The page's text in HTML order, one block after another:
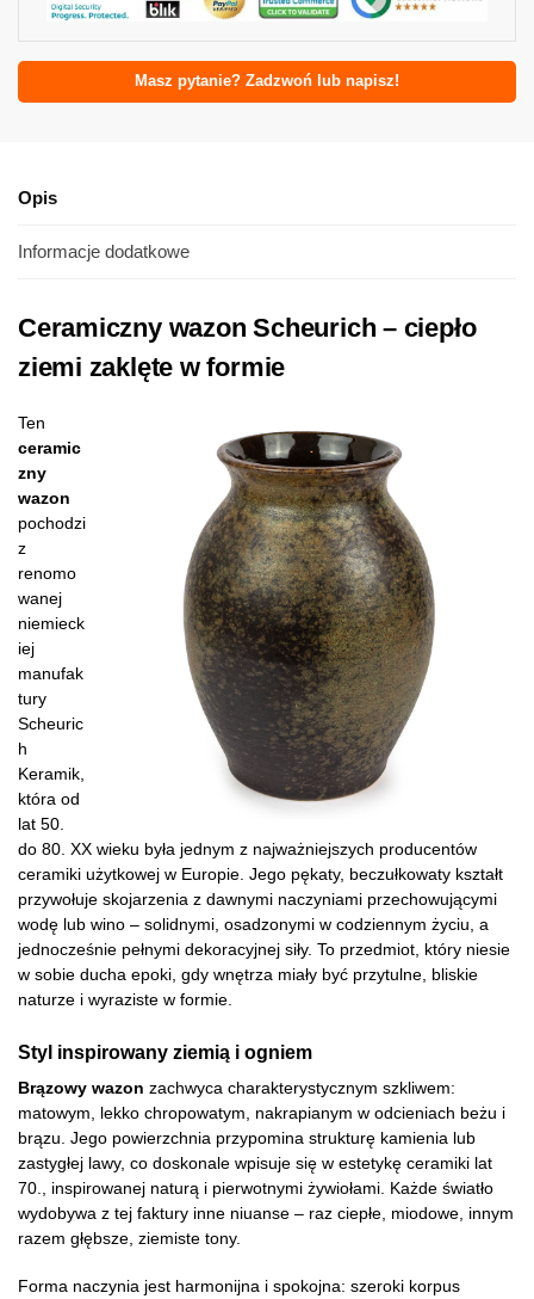
Masz pytanie? Zadzwoń lub napisz!
Opis
Informacje dodatkowe
Ceramiczny wazon Scheurich – ciepło
ziemi zaklęte w formie
Ten
ceramic
zny
wazon
pochodzi
z
renomo
wanej
niemieck
iej
manufak
tury
Scheuric
h
Keramik,
która od
lat 50.
do 80. XX wieku była jednym z najważniejszych producentów
ceramiki użytkowej w Europie. Jego pękaty, beczułkowaty kształt
przywołuje skojarzenia z dawnymi naczyniami przechowującymi
wodę lub wino – solidnymi, osadzonymi w codziennym życiu, a
jednocześnie pełnymi dekoracyjnej siły. To przedmiot, który niesie
w sobie ducha epoki, gdy wnętrza miały być przytulne, bliskie
naturze i wyraziste w formie.
Styl inspirowany ziemią i ogniem
Brązowy wazon zachwyca charakterystycznym szkliwem:
matowym, lekko chropowatym, nakrapianym w odcieniach beżu i
brązu. Jego powierzchnia przypomina strukturę kamienia lub
zastygłej lawy, co doskonale wpisuje się w estetykę ceramiki lat
70., inspirowanej naturą i pierwotnymi żywiołami. Każde światło
wydobywa z tej faktury inne niuanse – raz ciepłe, miodowe, innym
razem głębsze, ziemiste tony.
Forma naczynia jest harmonijna i spokojna: szeroki korpus